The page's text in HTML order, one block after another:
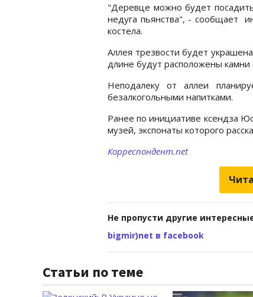
"Деревце можно будет
недуга пьянства", - сообщает
костела.
Аллея трезвости будет
длине будут расположены камни
Неподалеку от аллеи
безалкогольными напитками.
Ранее по инициативе ксендза
музей, экспонаты которого
Корреспондент.net
Не пропусти другие
bigmir)net в facebook
Статьи по теме